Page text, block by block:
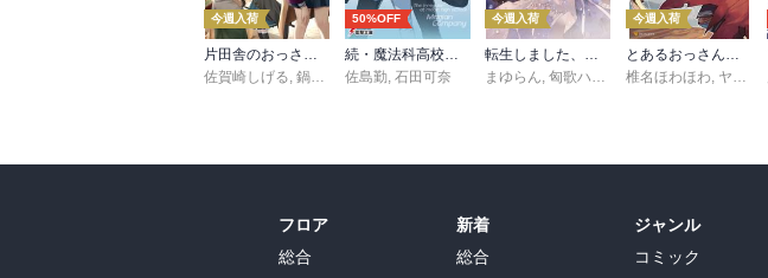
今週入荷
片田舎のおっさん、剣聖になる 11 ～ただの田舎の剣術師範だったのに、大成した弟子たちが俺を放ってくれない件～
佐賀崎しげる, 鍋島テツヒロ
50%OFF
続・魔法科高校の劣等生 メイジアン・カンパニー(11)
佐島勤, 石田可奈
今週入荷
転生しました、サラナ・キンジェです。ごきげんよう。５ ～婚約破棄されたので田舎で気ままに暮らしたいと思います～【電子書店共通特典SS付】
まゆらん,匈歌ハトリ
今週入荷
とあるおっさんのＶＲＭＭＯ活動記34
椎名ほわほわ, ヤマーダ
フロア
総合
新着
総合
ジャンル
コミック